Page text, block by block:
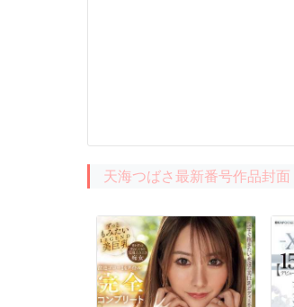
天海つばさ最新番号作品封面